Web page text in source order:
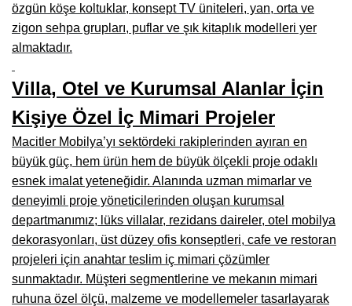
Düzce Mobilyacılar, Mobilya Mağazaları, Fabrikaları
Samsun Mobilyacıları, Mobilya Fabrikaları, Mağazaları
Kahramanmaraş Mobilya İmalatçıları, Mağazaları, Fabrikaları
Mardin Mobilyacılar, Mağazaları, İmalatçıları
Diyarbakır Mobilyacılar, Mobilya Firmaları, İmalatçıları
Şanlıurfa Mobilyacılar, Mobilya Mağazaları, Firmaları
Trabzon Mobilyacılar, Mobilya İmalatçıları, Mağazaları
Erzurum Mobilyacılar, Mobilya İmalatçıları, Mağazaları
Afyon Mobilyacılar, Mobilya Mağazaları, İmalatçıları
özgün köşe koltuklar, konsept TV üniteleri, yan, orta ve
zigon sehpa grupları, puflar ve şık kitaplık modelleri yer
almaktadır.
Villa, Otel ve Kurumsal Alanlar İçin
Kişiye Özel İç Mimari Projeler
Macitler Mobilya’yı sektördeki rakiplerinden ayıran en
büyük güç, hem ürün hem de büyük ölçekli proje odaklı
esnek imalat yeteneğidir. Alanında uzman mimarlar ve
deneyimli proje yöneticilerinden oluşan kurumsal
departmanımız; lüks villalar, rezidans daireler, otel mobilya
dekorasyonları, üst düzey ofis konseptleri, cafe ve restoran
projeleri için anahtar teslim iç mimari çözümler
sunmaktadır. Müşteri segmentlerine ve mekanın mimari
ruhuna özel ölçü, malzeme ve modellemeler tasarlayarak